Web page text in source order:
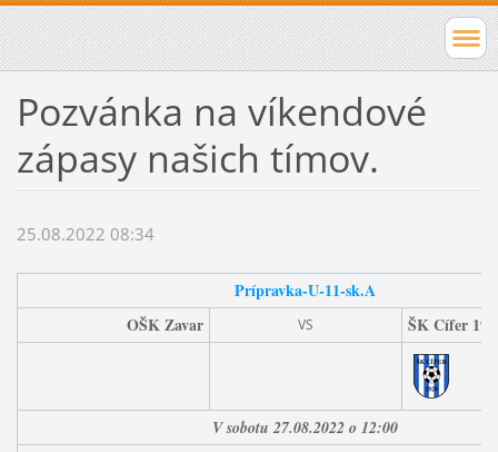
Pozvánka na víkendové
zápasy našich tímov.
25.08.2022 08:34
Prípravka-U-11-sk.A
OŠK Zavar
VS ŠK Cífer
V sobotu 27.08.2022 o 12:00